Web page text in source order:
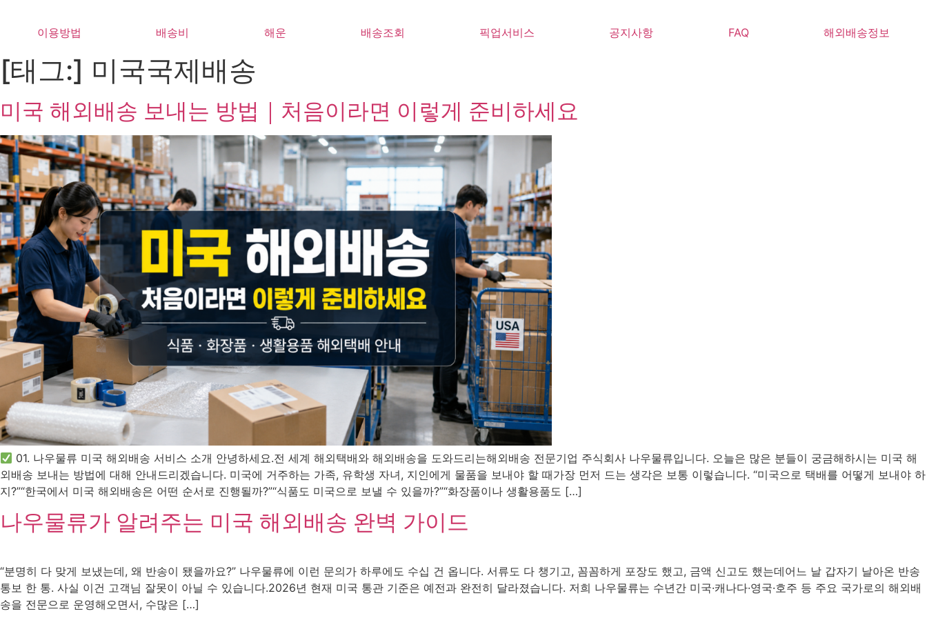
이용방법 배송비 해운 배송조회 픽업서비스 공지사항 FAQ 해외배송정보
[태그:] 미국국제배송
미국 해외배송 보내는 방법｜처음이라면 이렇게 준비하세요
01. 나우물류 미국 해외배송 서비스 소개 안녕하세요.전 세계 해외택배와 해외배송을 도와드리는해외배송 전문기업 주식회사 나우물류입니다. 오늘은 많은 분들이 궁금해하시는 미국 해
외배송 보내는 방법에 대해 안내드리겠습니다. 미국에 거주하는 가족, 유학생 자녀, 지인에게 물품을 보내야 할 때가장 먼저 드는 생각은 보통 이렇습니다. “미국으로 택배를 어떻게 보내야 하
지?”“한국에서 미국 해외배송은 어떤 순서로 진행될까?”“식품도 미국으로 보낼 수 있을까?”“화장품이나 생활용품도 […]
나우물류가 알려주는 미국 해외배송 완벽 가이드
“분명히 다 맞게 보냈는데, 왜 반송이 됐을까요?” 나우물류에 이런 문의가 하루에도 수십 건 옵니다. 서류도 다 챙기고, 꼼꼼하게 포장도 했고, 금액 신고도 했는데어느 날 갑자기 날아온 반송
통보 한 통. 사실 이건 고객님 잘못이 아닐 수 있습니다.2026년 현재 미국 통관 기준은 예전과 완전히 달라졌습니다. 저희 나우물류는 수년간 미국·캐나다·영국·호주 등 주요 국가로의 해외배
송을 전문으로 운영해오면서, 수많은 […]